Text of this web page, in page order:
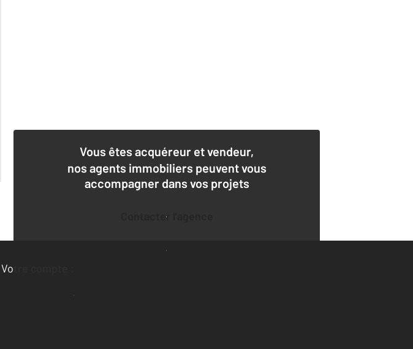
Vous êtes acquéreur et vendeur,
nos agents immobiliers peuvent vous
accompagner dans vos projets
Contacter l'agence
Demander une estimation
Votre compte :
Accéder à mon compte